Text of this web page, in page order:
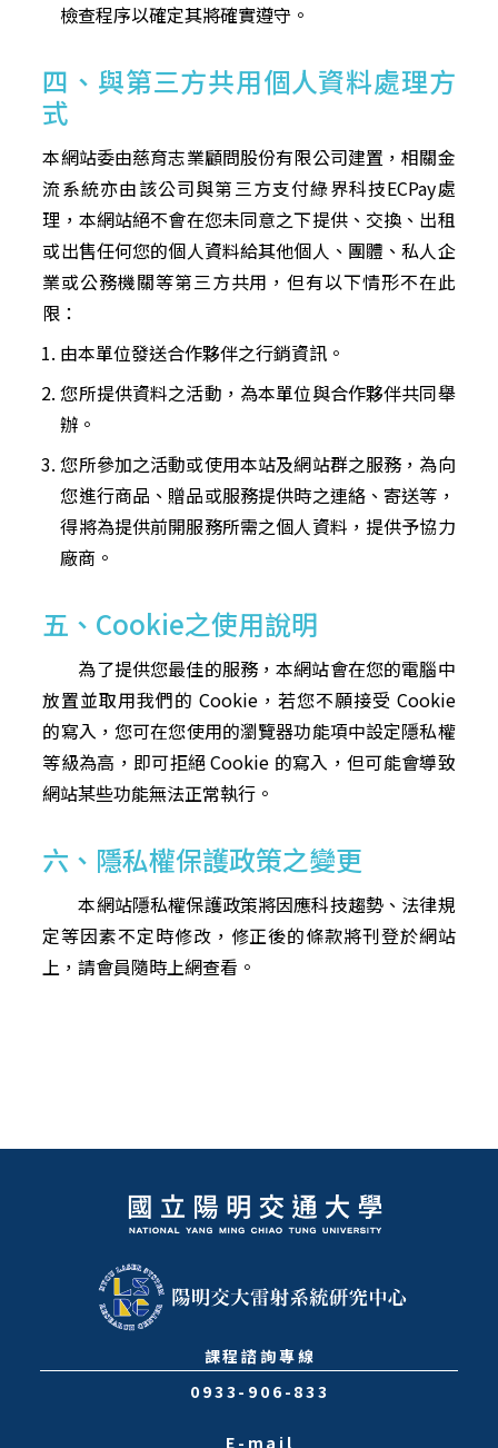
檢查程序以確定其將確實遵守。
四、與第三方共用個人資料處理方
式
本網站委由慈育志業顧問股份有限公司建置，相關金
流系統亦由該公司與第三方支付綠界科技ECPay處
理，本網站絕不會在您未同意之下提供、交換、出租
或出售任何您的個人資料給其他個人、團體、私人企
業或公務機關等第三方共用，但有以下情形不在此
限：
由本單位發送合作夥伴之行銷資訊。
您所提供資料之活動，為本單位與合作夥伴共同舉
辦。
您所參加之活動或使用本站及網站群之服務，為向
您進行商品、贈品或服務提供時之連絡、寄送等，
得將為提供前開服務所需之個人資料，提供予協力
廠商。
五、Cookie之使用說明
為了提供您最佳的服務，本網站會在您的電腦中
放置並取用我們的 Cookie，若您不願接受 Cookie
的寫入，您可在您使用的瀏覽器功能項中設定隱私權
等級為高，即可拒絕 Cookie 的寫入，但可能會導致
網站某些功能無法正常執行。
六、隱私權保護政策之變更
本網站隱私權保護政策將因應科技趨勢、法律規
定等因素不定時修改，修正後的條款將刊登於網站
上，請會員隨時上網查看。
課程諮詢專線
0933-906-833
E-mail